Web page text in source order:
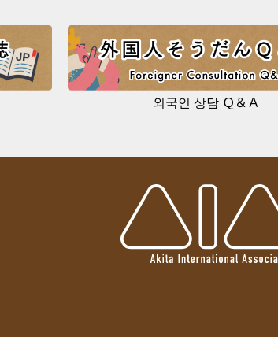
외국인 상담 Ｑ＆Ａ